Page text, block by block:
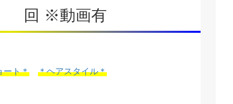
回 ※動画有
ート＊ ＊ヘアスタイル＊